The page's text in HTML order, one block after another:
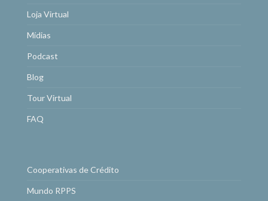
Loja Virtual
Mídias
Podcast
Blog
Tour Virtual
FAQ
Cooperativas de Crédito
Mundo RPPS